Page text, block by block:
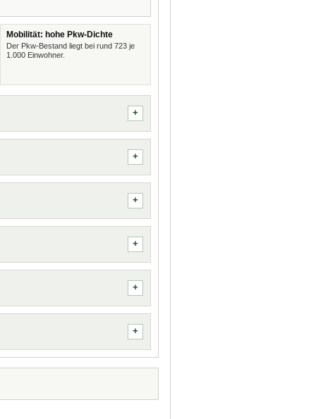
Mobilität: hohe Pkw-Dichte
Der Pkw-Bestand liegt bei rund 723 je
1.000 Einwohner.